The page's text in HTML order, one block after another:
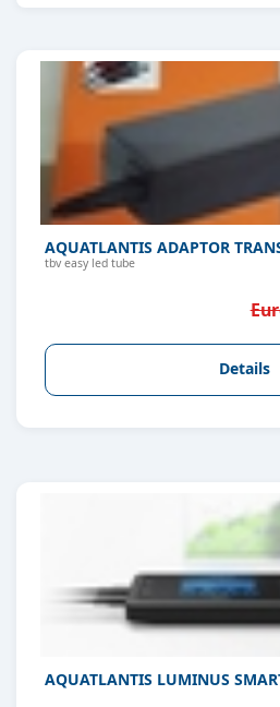
AQUATLANTIS ADAPTOR
tbv easy led tube
Details
AQUATLANTIS LUMINUS